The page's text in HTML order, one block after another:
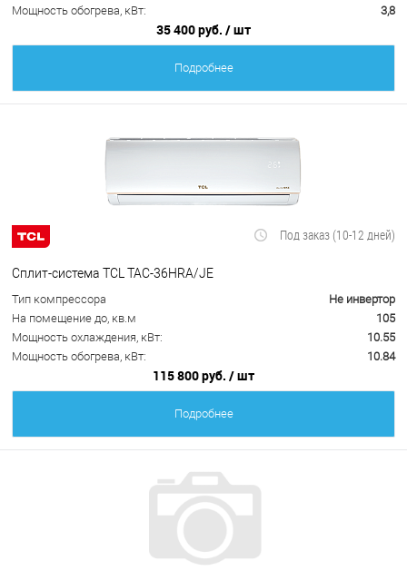
Мощность обогрева, кВт:
3,8
35 400 руб. / шт
Подробнее
Под заказ (10-12 дней)
Сплит-система TCL TAC-36HRA/JE
Тип компрессора
Не инвертор
На помещение до, кв.м
105
Мощность охлаждения, кВт:
10.55
Мощность обогрева, кВт:
10.84
115 800 руб. / шт
Подробнее